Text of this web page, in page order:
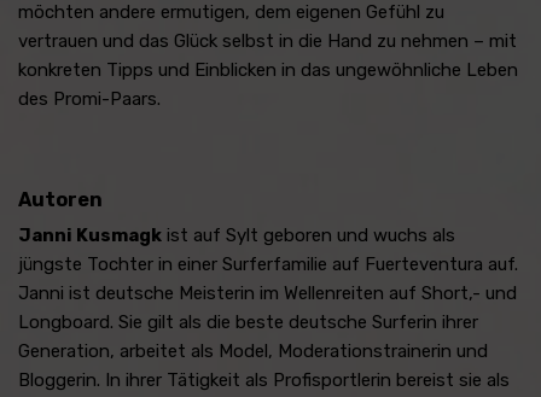
möchten andere ermutigen, dem eigenen Gefühl zu
vertrauen und das Glück selbst in die Hand zu nehmen – mit
konkreten Tipps und Einblicken in das ungewöhnliche Leben
des Promi-Paars.
Autoren
Janni Kusmagk ist auf Sylt geboren und wuchs als
jüngste Tochter in einer Surferfamilie auf Fuerteventura auf.
Janni ist deutsche Meisterin im Wellenreiten auf Short,- und
Longboard. Sie gilt als die beste deutsche Surferin ihrer
Generation, arbeitet als Model, Moderationstrainerin und
Bloggerin. In ihrer Tätigkeit als Profisportlerin bereist sie als